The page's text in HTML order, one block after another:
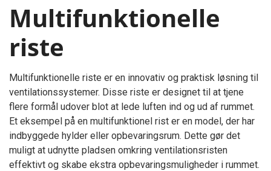
Multifunktionelle
riste
Multifunktionelle riste er en innovativ og praktisk løsning til
ventilationssystemer. Disse riste er designet til at tjene
flere formål udover blot at lede luften ind og ud af rummet.
Et eksempel på en multifunktionel rist er en model, der har
indbyggede hylder eller opbevaringsrum. Dette gør det
muligt at udnytte pladsen omkring ventilationsristen
effektivt og skabe ekstra opbevaringsmuligheder i rummet.